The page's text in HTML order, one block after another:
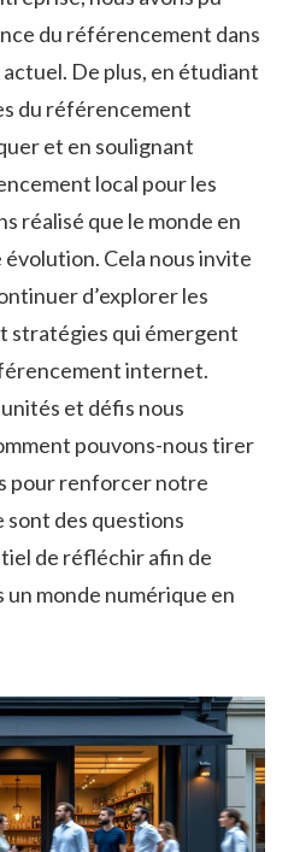
du référencement dans
De plus, en étudiant
du référencement
et en soulignant
local pour les
réalisé que le monde en
Cela nous invite
d’explorer les
stratégies qui émergent
internet.
et défis nous
pouvons-nous tirer
pour renforcer notre
sont des questions
de réfléchir afin de
monde numérique en